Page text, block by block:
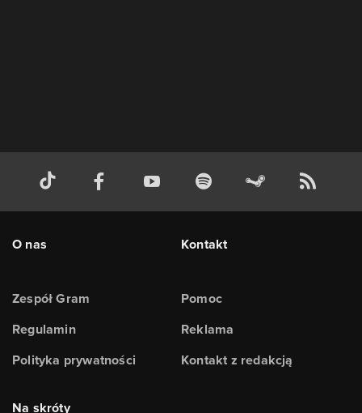
O nas
Zespół Gram
Regulamin
Polityka prywatności
Kontakt
Pomoc
Reklama
Kontakt z redakcją
Na skróty